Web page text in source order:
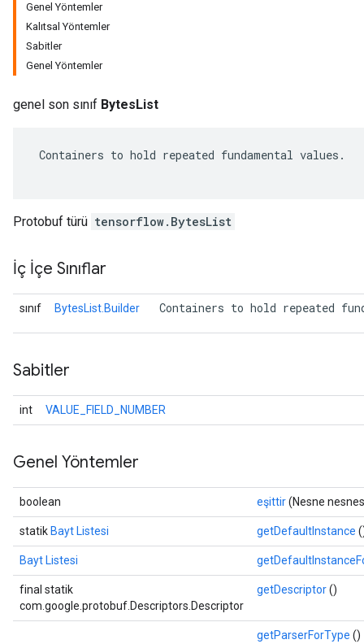
Genel Yöntemler
Kalıtsal Yöntemler
Sabitler
Genel Yöntemler
genel son sınıf BytesList
Containers to hold repeated fundamental values.
Protobuf türü tensorflow.BytesList
İç İçe Sınıflar
sınıf BytesList.Builder Containers to hold repeated
Sabitler
int VALUE_FIELD_NUMBER
Genel Yöntemler
boolean eşittir(Nesne
statik Bayt Listesi getDefaultInstance
Bayt Listesi
final statik
com.google.protobuf.Descriptors.Descriptor
getDescriptor()
getParserForType ()